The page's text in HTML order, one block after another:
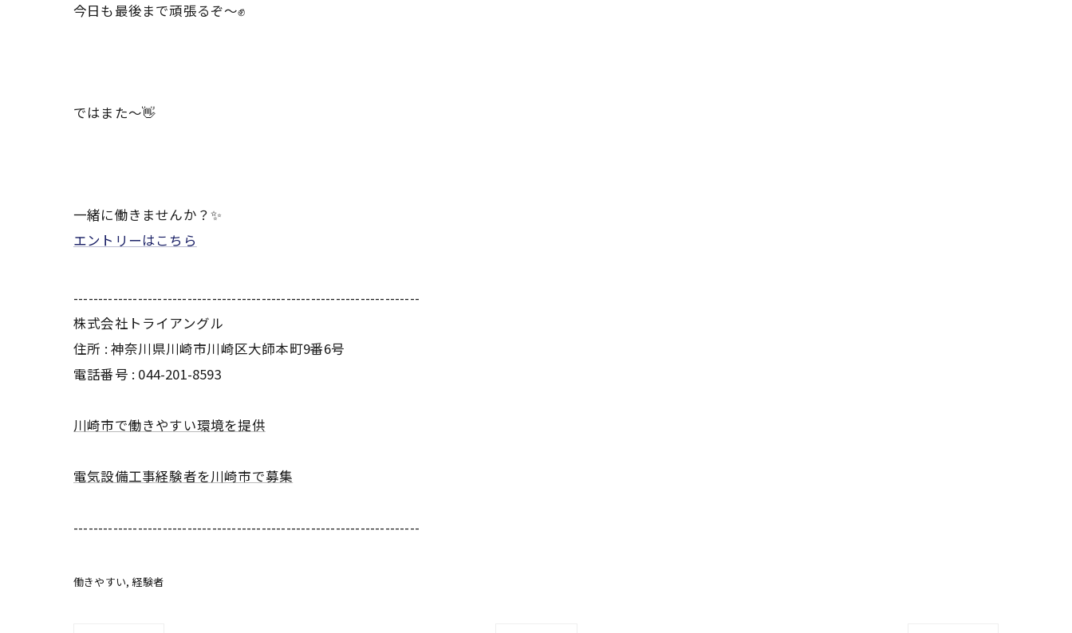
今日も最後まで頑張るぞ～✊
ではまた～👋
一緒に働きませんか？✨
エントリーはこちら
----------------------------------------------------------------------
株式会社トライアングル
住所 : 神奈川県川崎市川崎区大師本町9番6号
電話番号 : 044-201-8593
川崎市で働きやすい環境を提供
電気設備工事経験者を川崎市で募集
----------------------------------------------------------------------
働きやすい 経験者